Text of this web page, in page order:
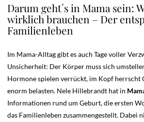
Darum geht´s in Mama sein:
wirklich brauchen – Der
Familienleben
Im Mama-Alltag gibt es auch Tage voller
Unsicherheit: Der Körper muss sich
Hormone spielen verrückt, im Kopf herrscht
enorm belasten. Nele Hillebrandt hat in
Informationen rund um Geburt, die ersten
das Familienleben zusammengestellt. Dabei